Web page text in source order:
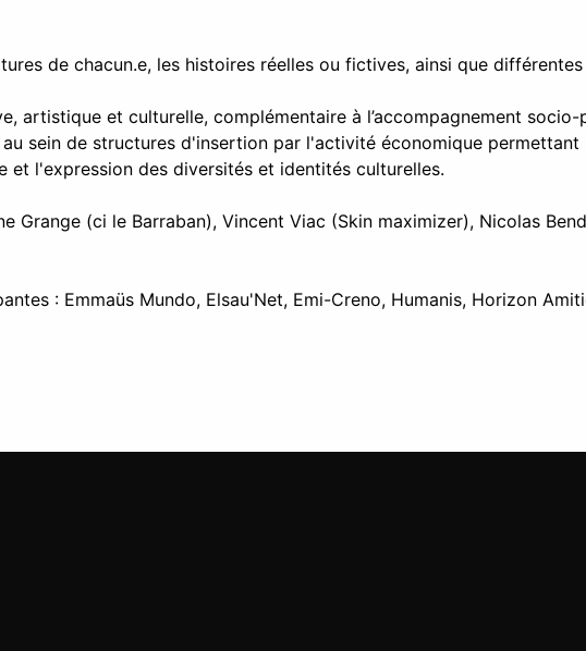
de chacun.e, les histoires réelles ou fictives, ainsi que
artistique et culturelle, complémentaire à l’accompagnement socio-
sein de structures d'insertion par l'activité économique permettant
et l'expression des diversités et identités culturelles.
Grange (ci le Barraban), Vincent Viac (Skin maximizer), Nicolas
: Emmaüs Mundo, Elsau'Net, Emi-Creno, Humanis, Horizon